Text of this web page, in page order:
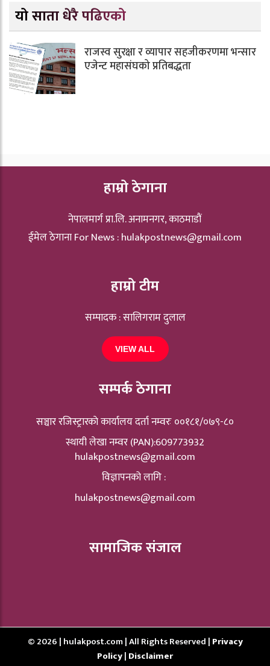
यो साता धेरै पढिएको
राजस्व सुरक्षा र व्यापार सहजीकरणमा भन्सार
एजेन्ट महासंघको प्रतिबद्धता
हाम्रो ठेगाना
नेपालमार्ग प्रा.लि. अनामनगर, काठमाडौं
ईमेल ठेगाना For News :hulakpostnews@gmail.com
हाम्रो टीम
सम्पादक : सालिगराम दुलाल
VIEW ALL
सम्पर्क ठेगाना
सञ्चार रजिस्ट्रारकाे कार्यालय दर्ता नम्वरः ००१८१/०७९-८०
स्थायी लेखा नम्वर (PAN):609773932
hulakpostnews@gmail.com
विज्ञापनको लागि :
hulakpostnews@gmail.com
सामाजिक संजाल
© 2026 | hulakpost.com | All Rights Reserved | Privacy
Policy| Disclaimer